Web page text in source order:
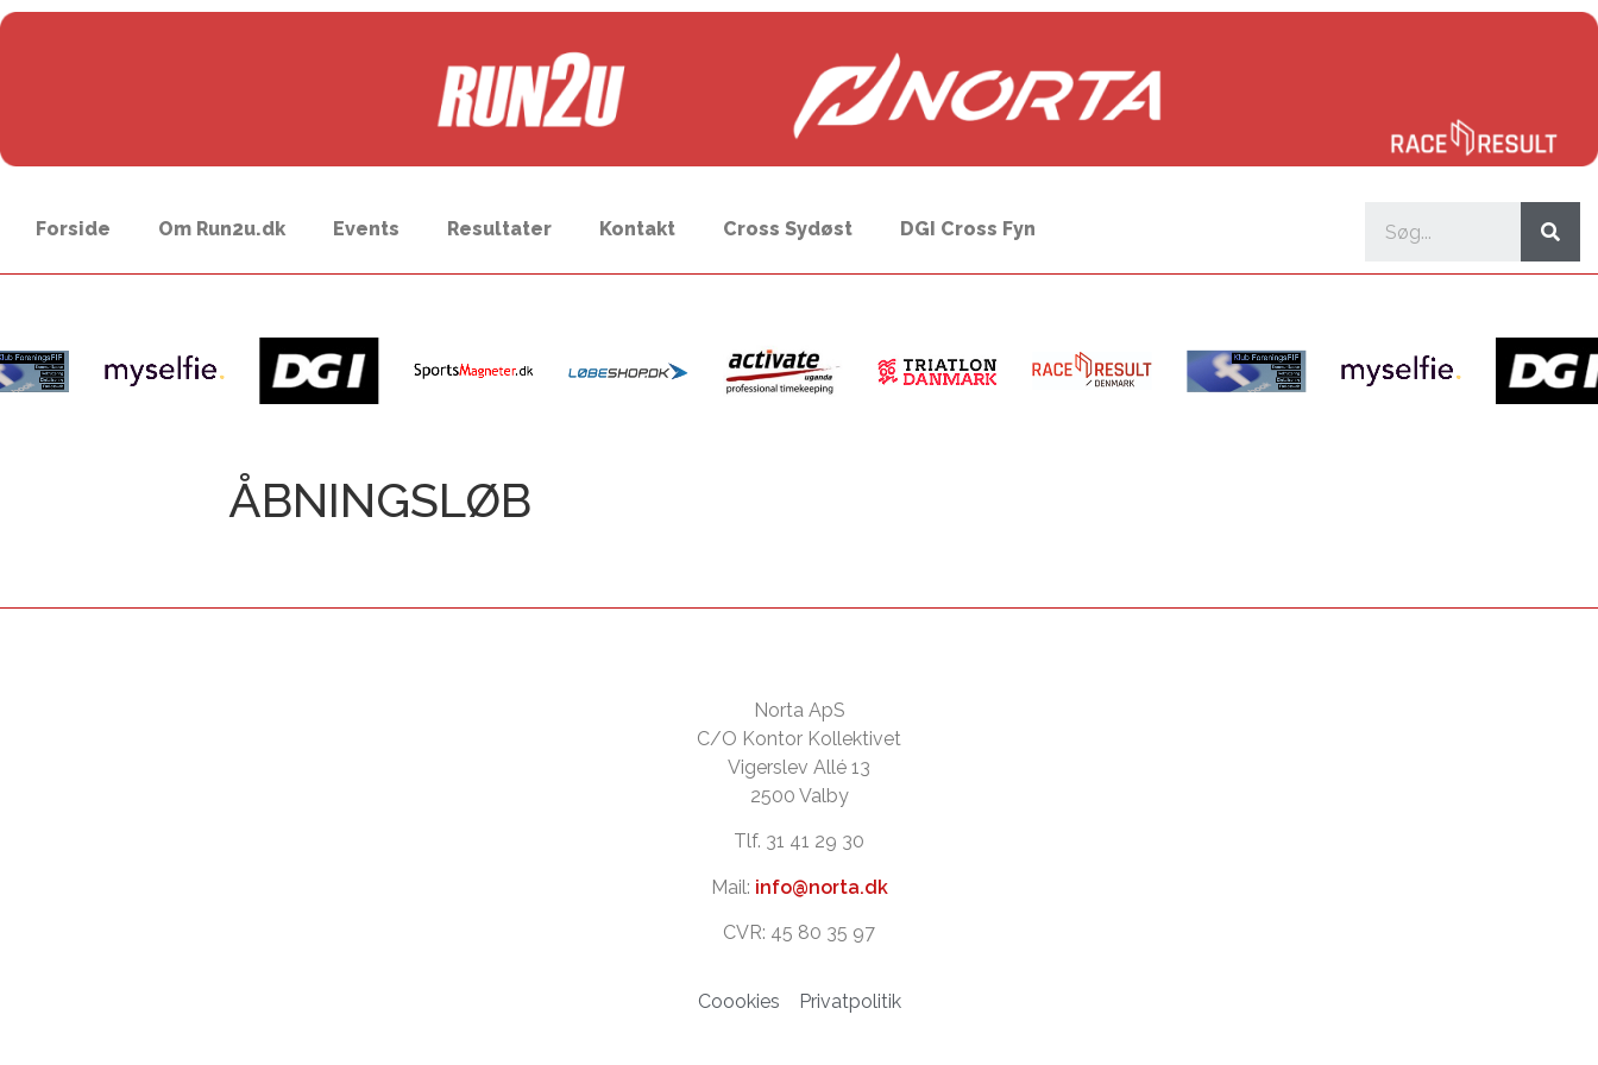
Forside Om Run2u.dk Events Resultater Kontakt Cross Sydøst DGI Cross Fyn
ÅBNINGSLØB
Norta ApS
C/O Kontor Kollektivet
Vigerslev Allé 13
2500 Valby
Tlf. 31 41 29 30
Mail: info@norta.dk
CVR: 45 80 35 97
Coookies Privatpolitik